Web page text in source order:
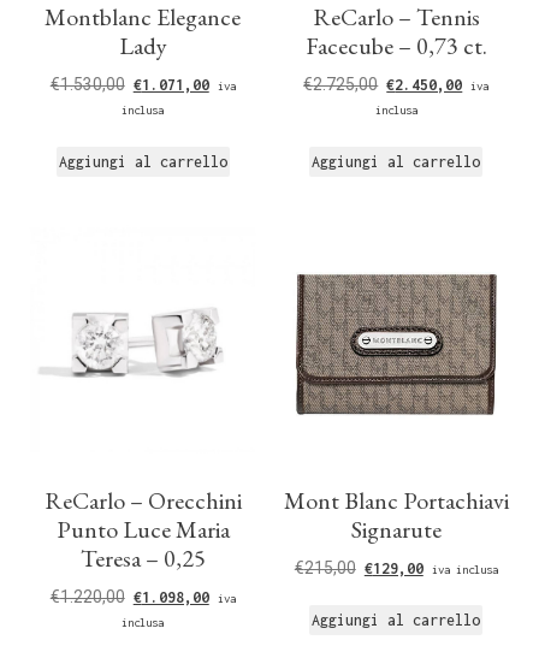
Montblanc Elegance
Lady
€1.530,00 €1.071,00
iva
inclusa
Aggiungi al carrello
ReCarlo – Tennis
Facecube – 0,73 ct.
€2.725,00 €2.450,00
iva
inclusa
Aggiungi al carrello
ReCarlo – Orecchini
Punto Luce Maria
Teresa – 0,25
€1.220,00 €1.098,00
iva
inclusa
Mont Blanc Portachiavi
Signarute
€215,00 €129,00 iva inclusa
Aggiungi al carrello